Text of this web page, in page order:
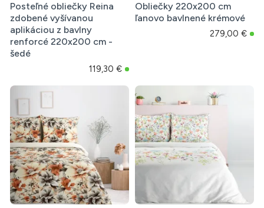
Posteľné obliečky Reina
zdobené vyšívanou
aplikáciou z bavlny
renforcé 220x200 cm -
šedé
119,30 €
Obliečky 220x200 cm
ľanovo bavlnené krémové
279,00 €